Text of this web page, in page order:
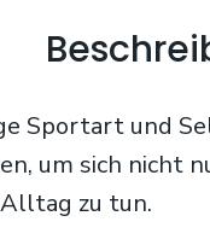
Sportart und
um sich
zu tun.